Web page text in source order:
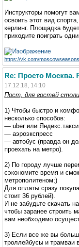
Инструкторы помогут
освоить этот вид
керлинг. Площадка
приходите поиграть
https://vk.com/
Re: Просто Москва.
17.12.18, 14:10
Пост, для гостей
1) Чтобы быстро и
несколько способов:
— uber или Яндекс.такси
— аэроэкспресс
— автобус (правда он
проехать на метро).
2) По городу лучше
сэкономите время и
метрополитеном;)
Для оплаты сразу
стоит 36 рублей).
И не забудьте скачать
чтобы заранее строить
вам необходимо
3) Если все же вы
троллейбусы и трамваи